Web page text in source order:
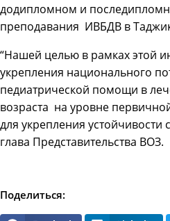
додипломном и
преподавания ИВБДВ в
“Нашей целью в рамках этой
укрепления национального
педиатрической помощи в
возраста на уровне
для укрепления устойчивости
глава Представительства ВОЗ.
Поделиться: